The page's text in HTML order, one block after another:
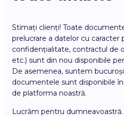
Stimați clienți! Toate
prelucrare a datelor cu caracter
confidențialitate, contractul de
etc.) sunt din nou disponibile
De asemenea, suntem
documentele sunt disponibile
de platforma noastră.
Lucrăm pentru dumneavoastră.